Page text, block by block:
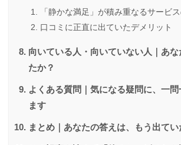
「静かな満足」が積み重なるサービ
口コミに正直に出ていたデメリット
向いている人・向いていない人｜あ
たか？
よくある質問｜気になる疑問に、一
ます
まとめ｜あなたの答えは、もう出て